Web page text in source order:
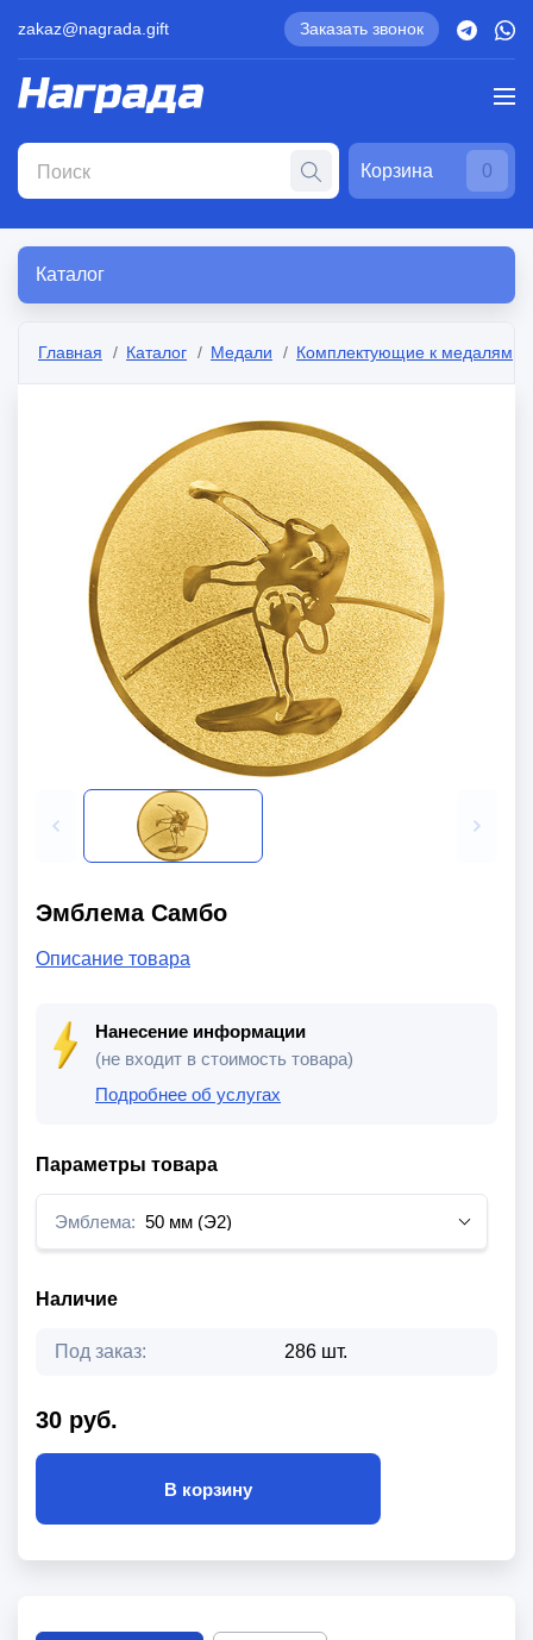
zakaz@nagrada.gift Заказать звонок
Корзина 0
Каталог
Главная Каталог Медали Комплектующие к медалям
Эмблема Самбо
Описание товара
Нанесение информации
(не входит в стоимость товара)
Подробнее об услугах
Параметры товара
Эмблема: 50 мм (Э2)
Наличие
Под заказ: 286 шт.
30 руб.
В корзину